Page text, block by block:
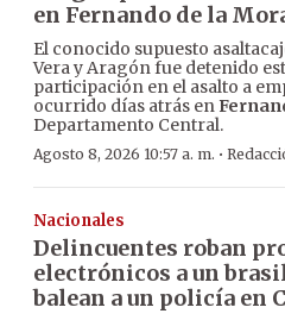
en Fernando de la
El conocido supuesto
Vera y Aragón fue detenido
participación en el asalto a
ocurrido días atrás en
Departamento Central.
Agosto 8, 2026 10:57 a. m. ·
Nacionales
Delincuentes roban
electrónicos a un
balean a un policía en